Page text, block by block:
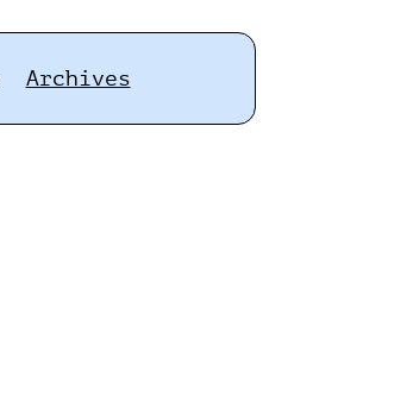
Archives